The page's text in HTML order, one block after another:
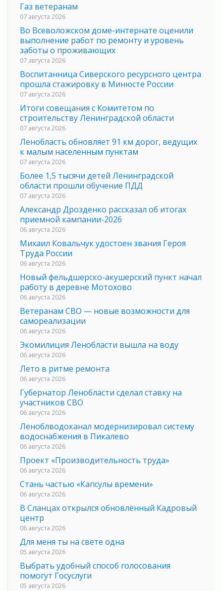
Газ ветеранам
07 августа 2026
Во Всеволожском доме-интернате оценили
выполнение работ по ремонту и уровень
заботы о проживающих
07 августа 2026
Воспитанница Сиверского ресурсного центра
прошла стажировку в Минюсте России
07 августа 2026
Итоги совещания с Комитетом по
строительству Ленинградской области
07 августа 2026
Ленобласть обновляет 91 км дорог, ведущих
к малым населенным пунктам
07 августа 2026
Более 1,5 тысячи детей Ленинградской
области прошли обучение ПДД
07 августа 2026
Александр Дрозденко рассказал об итогах
приемной кампании-2026
06 августа 2026
Михаил Ковальчук удостоен звания Героя
Труда России
06 августа 2026
Новый фельдшерско-акушерский пункт начал
работу в деревне Мотохово
06 августа 2026
Ветеранам СВО — новые возможности для
самореализации
06 августа 2026
Экомилиция Ленобласти вышла на воду
06 августа 2026
Лето в ритме ремонта
06 августа 2026
Губернатор Ленобласти сделал ставку на
участников СВО
06 августа 2026
Леноблводоканал модернизировал систему
водоснабжения в Пикалево
06 августа 2026
Проект «Производительность труда»
06 августа 2026
Стань частью «Капсулы времени»
06 августа 2026
В Сланцах открылся обновлённый Кадровый
центр
06 августа 2026
Для меня ты на свете одна
05 августа 2026
Выбрать удобный способ голосования
помогут Госуслуги
05 августа 2026